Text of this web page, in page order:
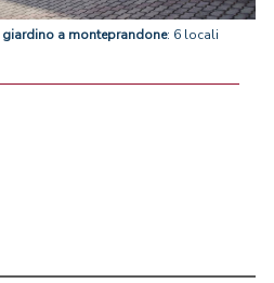
giardino a monteprandone: 6 locali